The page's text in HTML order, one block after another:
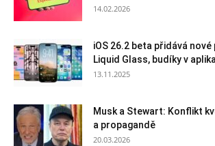
14.02.2026
iOS 26.2 beta přidává
Liquid Glass, budíky v
13.11.2025
Musk a Stewart: Konflikt
a propagandě
20.03.2026